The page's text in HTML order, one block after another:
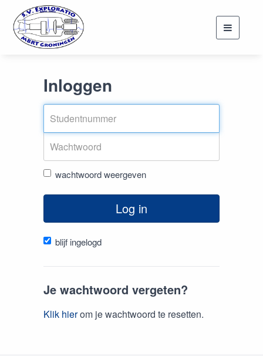
Toggle
Inloggen
wachtwoord weergeven
Log in
blijf ingelogd
Je wachtwoord vergeten?
Klik hierom je wachtwoord te resetten.